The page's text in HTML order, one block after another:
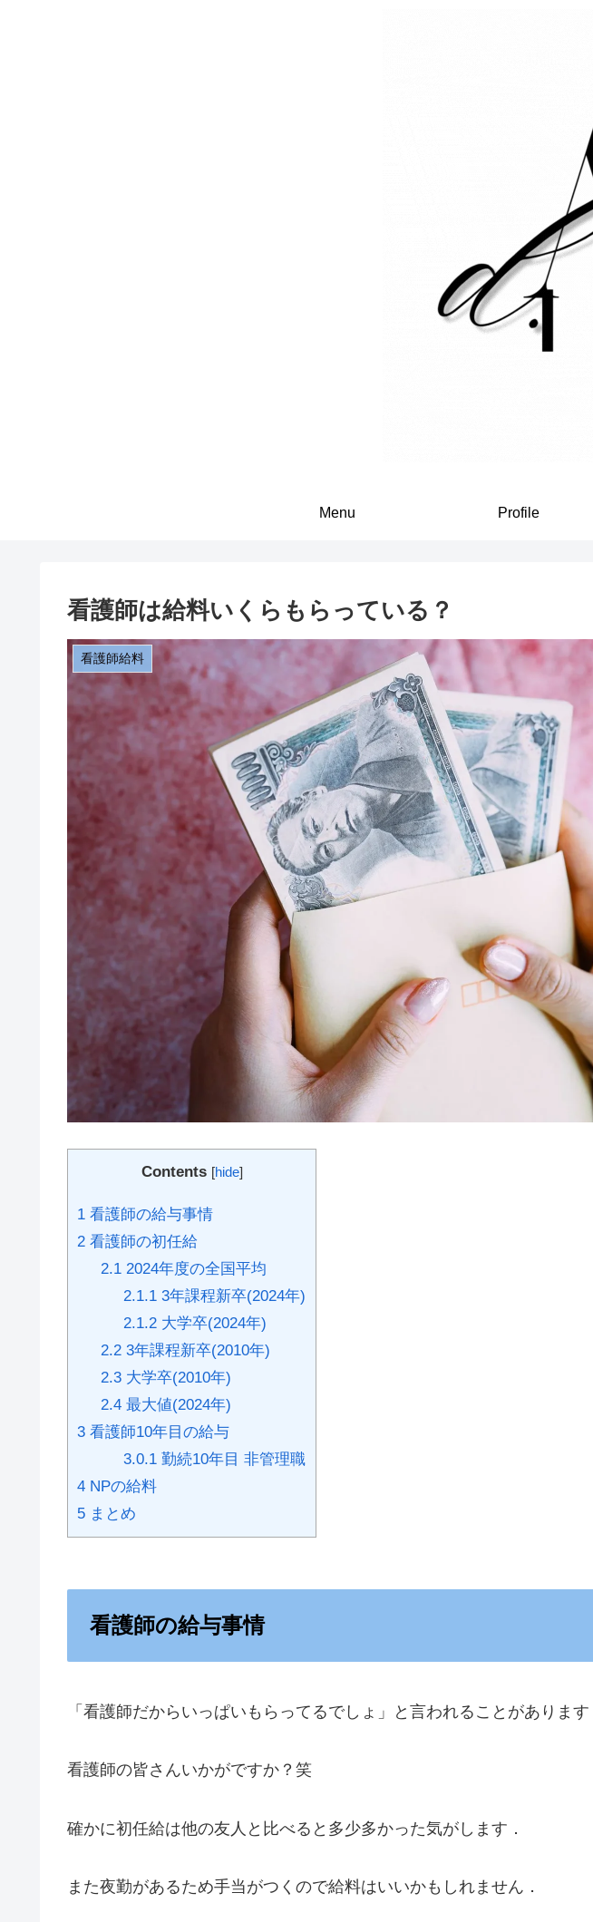
Menu Profile
看護師は給料いくらもらっている？
看護師給料
Contents [hide]
1 看護師の給与事情
2 看護師の初任給
2.12024年度の全国平均
2.1.1 3年課程新卒(2024年)
2.1.2 大学卒(2024年)
2.23年課程新卒(2010年)
2.3大学卒(2010年)
2.4最大値(2024年)
3 看護師10年目の給与
3.0.1 勤続10年目 非管理職
4 NPの給料
5 まとめ
看護師の給与事情
「看護師だからいっぱいもらってるでしょ」と言われることがあります
看護師の皆さんいかがですか？笑
確かに初任給は他の友人と比べると多少多かった気がします．
また夜勤があるため手当がつくので給料はいいかもしれません．